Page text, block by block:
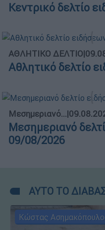
Κεντρικό δελτίο
ΑΘΛΗΤΙΚΟ ΔΕΛΤΙΟ|
Αθλητικό δελτίο
Μεσημεριανό...|
Μεσημεριανό
09/08/2026
ΑΥΤΟ ΤΟ
Κώστας